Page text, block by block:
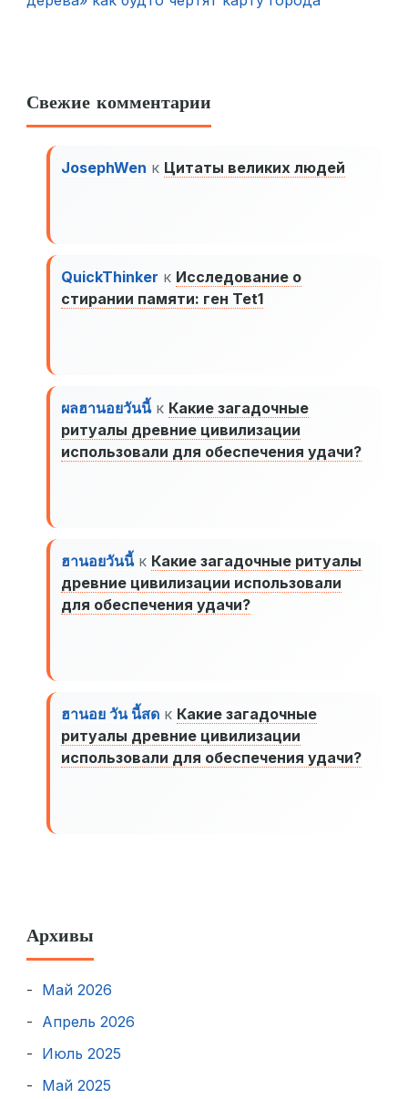
Свежие комментарии
JosephWen к Цитаты великих людей
QuickThinker к Исследование о
стирании памяти: ген Tet1
ผลฮานอยวันนี้к Какие загадочные
ритуалы древние цивилизации
использовали для обеспечения удачи?
ฮานอยวันนี้к Какие загадочные ритуалы
древние цивилизации использовали
для обеспечения удачи?
ฮานอย วัน นี้สด к Какие загадочные
ритуалы древние цивилизации
использовали для обеспечения удачи?
Архивы
Май 2026
Апрель 2026
Июль 2025
Май 2025